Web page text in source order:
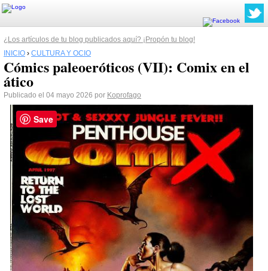
¿Los artículos de tu blog publicados aquí? ¡Propón tu blog!
INICIO › CULTURA Y OCIO
Cómics paleoeróticos (VII): Comix en el
ático
Publicado el 04 mayo 2026 por Koprofago
Save